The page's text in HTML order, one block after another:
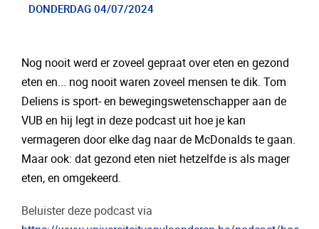
DONDERDAG 04/07/2024
Nog nooit werd er zoveel gepraat over eten en gezond
eten en... nog nooit waren zoveel mensen te dik. Tom
Deliens is sport- en bewegingswetenschapper aan de
VUB en hij legt in deze podcast uit hoe je kan
vermageren door elke dag naar de McDonalds te gaan.
Maar ook: dat gezond eten niet hetzelfde is als mager
eten, en omgekeerd.
Beluister deze podcast via